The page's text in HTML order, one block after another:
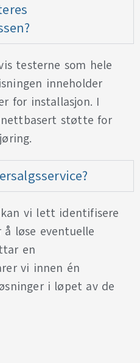
testerne som hele
inneholder
for installasjon. I
støtte for
vi lett identifisere
løse eventuelle
en
vi innen én
i løpet av de